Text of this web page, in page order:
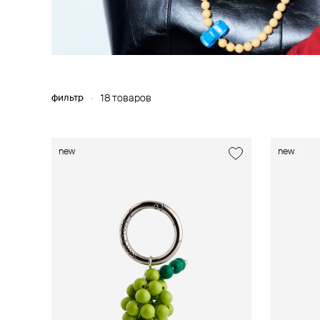
фильтр 18 товаров
new new